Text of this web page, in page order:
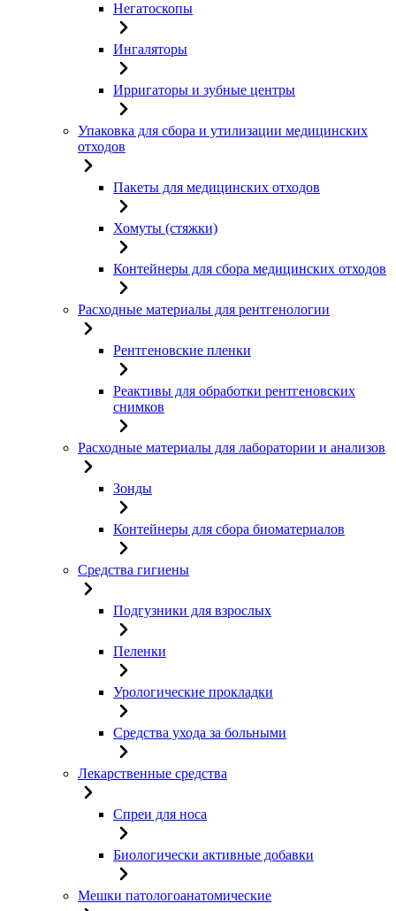
Негатоскопы
Ингаляторы
Ирригаторы и зубные центры
Упаковка для сбора и утилизации медицинских
отходов
Пакеты для медицинских отходов
Хомуты (стяжки)
Контейнеры для сбора медицинских отходов
Расходные материалы для рентгенологии
Рентгеновские пленки
Реактивы для обработки рентгеновских
снимков
Расходные материалы для лаборатории и анализов
Зонды
Контейнеры для сбора биоматериалов
Средства гигиены
Подгузники для взрослых
Пеленки
Урологические прокладки
Средства ухода за больными
Лекарственные средства
Спреи для носа
Биологически активные добавки
Мешки патологоанатомические